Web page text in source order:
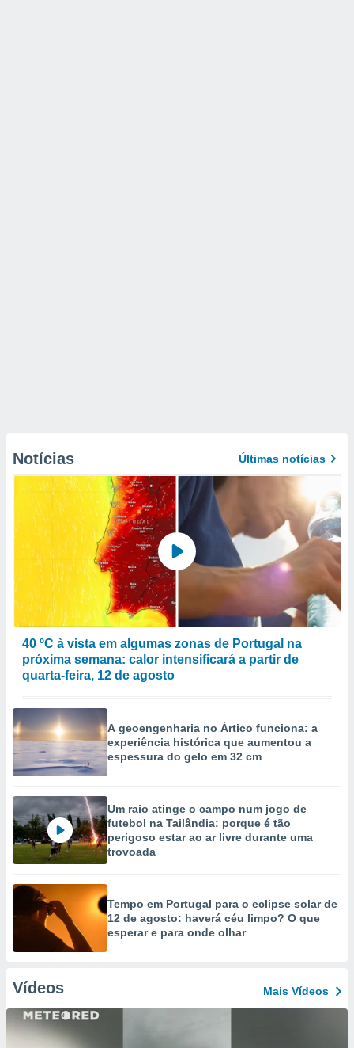
Notícias Últimas notícias
40 ºC à vista em algumas zonas de Portugal na
próxima semana: calor intensificará a partir de
quarta-feira, 12 de agosto
A geoengenharia no Ártico funciona: a
experiência histórica que aumentou a
espessura do gelo em 32 cm
Um raio atinge o campo num jogo de
futebol na Tailândia: porque é tão
perigoso estar ao ar livre durante uma
trovoada
Tempo em Portugal para o eclipse solar de
12 de agosto: haverá céu limpo? O que
esperar e para onde olhar
Vídeos Mais Vídeos